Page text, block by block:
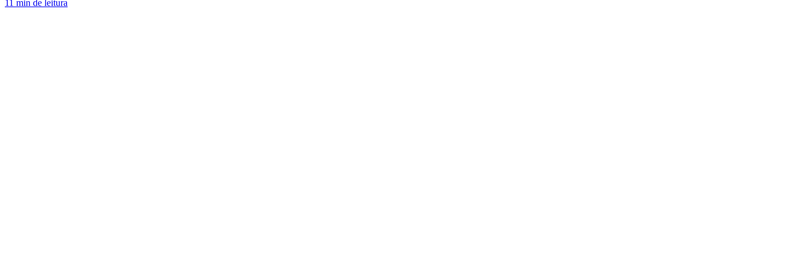
11 min de leitura